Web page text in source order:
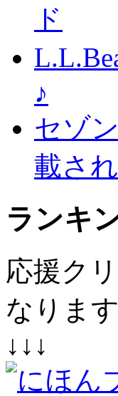
ド
♪
セゾ
載さ
ランキ
応援ク
なりま
↓↓↓